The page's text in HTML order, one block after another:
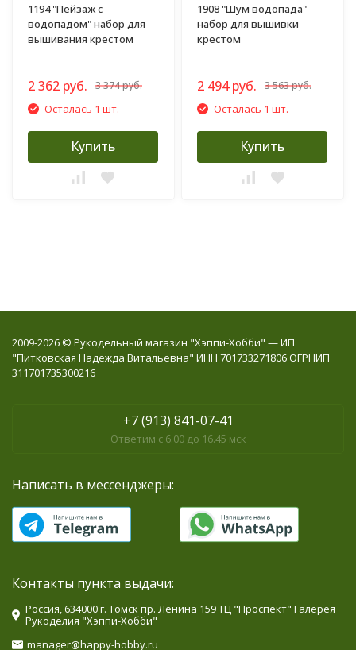
1194 "Пейзаж с
водопадом" набор для
вышивания крестом
2 362 руб. 3 374 руб.
Осталась 1 шт.
Купить
1908 "Шум водопада"
набор для вышивки
крестом
2 494 руб. 3 563 руб.
Осталась 1 шт.
Купить
2009-2026 © Рукодельный магазин "Хэппи-Хобби" — ИП
"Питковская Надежда Витальевна" ИНН 701733271806 ОГРНИП
311701735300216
+7 (913) 841-07-41
Ответим с 6.00 до 16.45 мск
Написать в мессенджеры:
Контакты пункта выдачи:
Россия, 634000 г. Томск пр. Ленина 159 ТЦ "Проспект" Галерея
Рукоделия "Хэппи-Хобби"
manager@happy-hobby.ru